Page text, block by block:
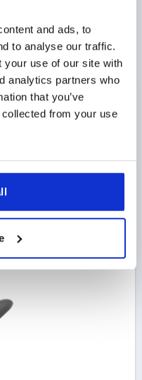
and ads, to
to analyse our traffic.
your use of our site with
analytics partners who
that you’ve
from your use
M05X20, PLÁSTICO
D=10
H2=11,3